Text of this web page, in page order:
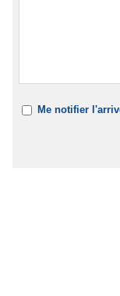
Me notifier